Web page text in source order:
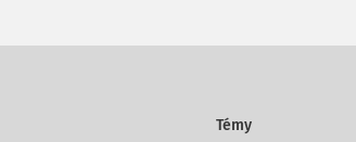
Témy